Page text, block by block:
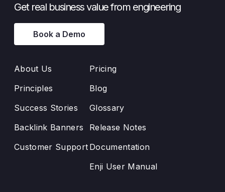
Get real business value from engineering
Book a Demo
About Us
Principles
Success Stories
Backlink Banners
Customer Support
Pricing
Blog
Glossary
Release Notes
Documentation
Enji User Manual